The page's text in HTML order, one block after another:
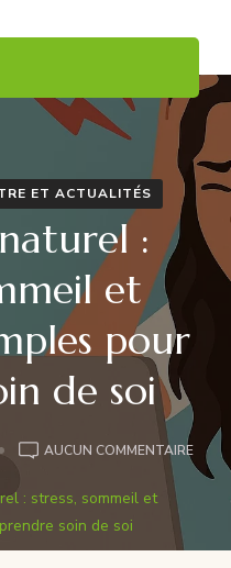
ET ACTUALITÉS
:
et
pour
de soi
AUCUN COMMENTAIREBIEN-
ÊTRE
: stress, sommeil et
soin de soi